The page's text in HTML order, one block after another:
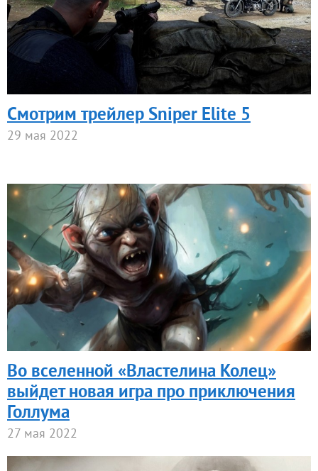
Смотрим трейлер Sniper Elite 5
29 мая 2022
Во вселенной «Властелина Колец»
выйдет новая игра про приключения
Голлума
27 мая 2022